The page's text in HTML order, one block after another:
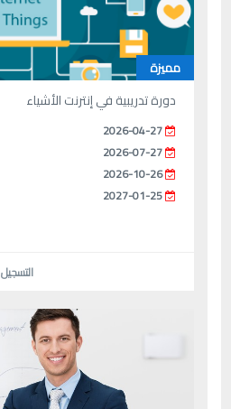
مميزة
دورة تدريبية في إنترنت الأشياء
2026-04-27
2026-07-27
2026-10-26
2027-01-25
التسجيل